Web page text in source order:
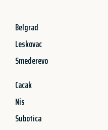
Belgrad
Leskovac
Smederevo
Cacak
Nis
Subotica